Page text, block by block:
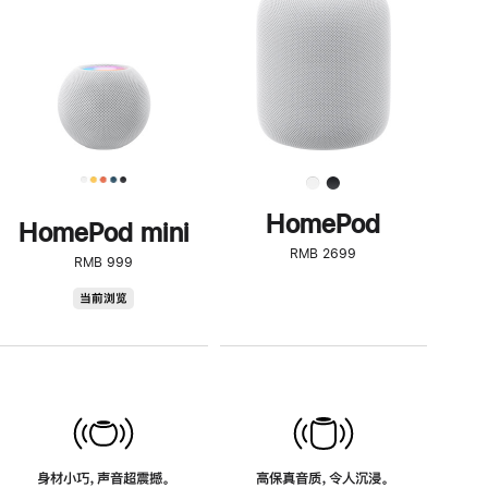
HomePod mini
RMB 999
当前浏览
身材小巧，声音超震撼。
了
解
HomePod<
HomePod
RMB 2699
高保真音质，令人沉浸。